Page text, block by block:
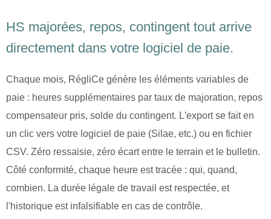
HS majorées, repos, contingent tout arrive
directement dans votre logiciel de paie.
Chaque mois, RégliCe génère les éléments variables de
paie : heures supplémentaires par taux de majoration, repos
compensateur pris, solde du contingent. L'export se fait en
un clic vers votre logiciel de paie (Silae, etc.) ou en fichier
CSV. Zéro ressaisie, zéro écart entre le terrain et le bulletin.
Côté conformité, chaque heure est tracée : qui, quand,
combien. La durée légale de travail est respectée, et
l'historique est infalsifiable en cas de contrôle.